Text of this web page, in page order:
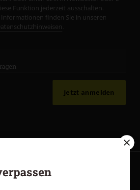
Funktion jederzeit ausschalten.
finden Sie in unseren
Jetzt anmelden
Datenschutz